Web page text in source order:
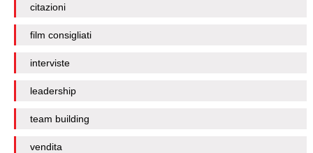
citazioni
film consigliati
interviste
leadership
team building
vendita